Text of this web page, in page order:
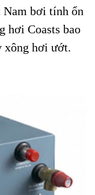
bơi tính ổn
hơi Coasts bao
xông hơi ướt.